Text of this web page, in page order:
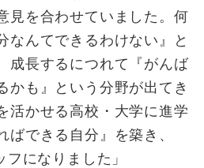
見を合わせていました。何
なんてできるわけない』と
成長するにつれて『がんば
かも』という分野が出てき
活かせる高校・大学に進学
ばできる自分』を築き、
になりました」